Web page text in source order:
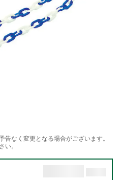
なく変更となる場合がございます。
い。